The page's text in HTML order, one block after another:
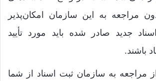
مراجعه به این سازمان امکان‌پذیر
جدید صادر شده باید مورد تأیید
باشند.
مراجعه به سازمان ثبت اسناد از شما